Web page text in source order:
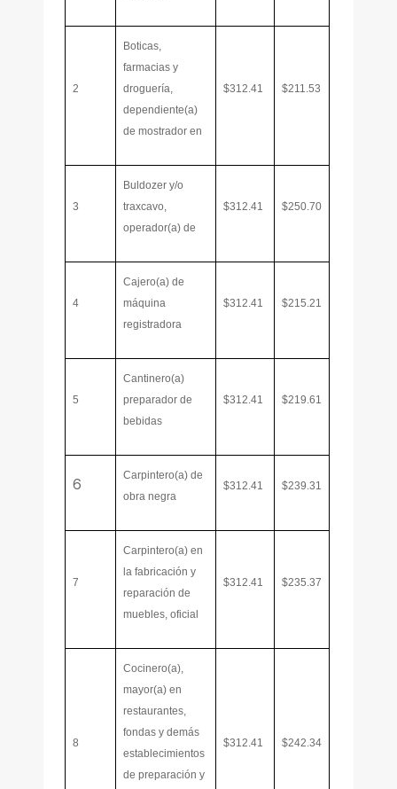
2
Boticas,
farmacias y
droguería,
dependiente(a)
de mostrador en
$312.41 $211.53
3
Buldozer y/o
traxcavo,
operador(a) de
$312.41 $250.70
4
Cajero(a) de
máquina
registradora
$312.41 $215.21
5
Cantinero(a)
preparador de
bebidas
$312.41 $219.61
6
Carpintero(a) de
obra negra
$312.41 $239.31
7
Carpintero(a) en
la fabricación y
reparación de
muebles, oficial
$312.41 $235.37
8
Cocinero(a),
mayor(a) en
restaurantes,
fondas y demás
establecimientos
de preparación y
$312.41 $242.34